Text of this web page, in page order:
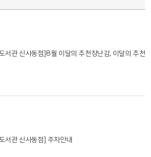
서관 신사동점]8월 이달의 추천장난감, 이달의 추천
서관 신사동점] 주차안내